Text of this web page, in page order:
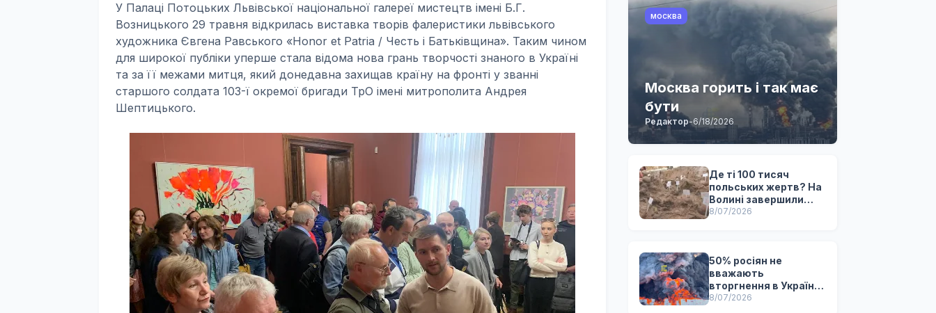
У Палаці Потоцьких Львівської національної галереї мистецтв імені Б.Г.
Возницького 29 травня відкрилась виставка творів фалеристики львівського
художника Євгена Равського «Honor et Patria / Честь і Батьківщина». Таким чином
для широкої публіки уперше стала відома нова грань творчості знаного в Україні
та за її межами митця, який донедавна захищав країну на фронті у званні
старшого солдата 103-ї окремої бригади ТрО імені митрополита Андрея
Шептицького.
москва
Москва горить і так має
бути
Редактор-6/18/2026
Де ті 100 тисяч
польських жертв? На
Волині завершили
українсько-польські
8/07/2026
50% росіян не
вважають
вторгнення в Україну
успішним, -
8/07/2026